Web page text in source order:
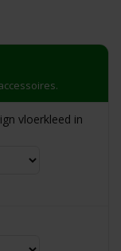
vloerkleed in